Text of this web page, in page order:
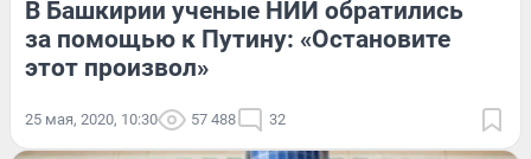
В Башкирии ученые НИИ обратились
за помощью к Путину: «Остановите
этот произвол»
25 мая, 2020, 10:30 57 488 32